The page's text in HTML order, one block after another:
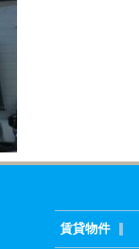
賃貸物件